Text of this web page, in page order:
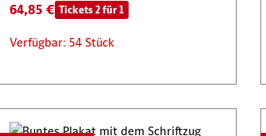
64,85 € Tickets 2 für 1
Verfügbar: 54 Stück